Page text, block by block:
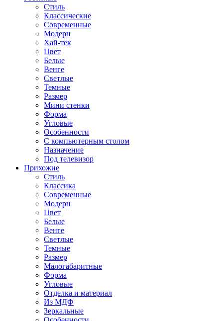
Стиль
Классические
Современные
Модерн
Хай-тек
Цвет
Белые
Венге
Светлые
Темные
Размер
Мини стенки
Форма
Угловые
Особенности
С компьютерным столом
Назначение
Под телевизор
Прихожие
Стиль
Классика
Современные
Модерн
Цвет
Белые
Венге
Светлые
Темные
Размер
Малогабаритные
Форма
Угловые
Отделка и материал
Из МДФ
Зеркальные